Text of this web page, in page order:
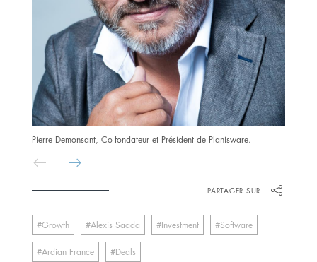
Pierre Demonsant, Co-fondateur et Président de Planisware.
PARTAGER SUR
Growth Alexis Saada Investment Software
Ardian France Deals